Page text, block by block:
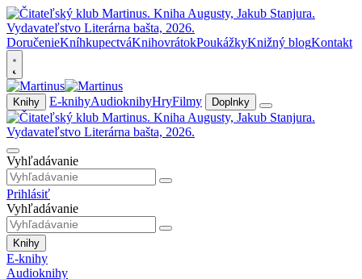
DoručenieKníhkupectváKnihovrátokPoukážkyKnižný blogKontakt
Knihy E-knihyAudioknihyHryFilmy Doplnky
Vyhľadávanie
Prihlásiť
Vyhľadávanie
Knihy
E-knihy
Audioknihy